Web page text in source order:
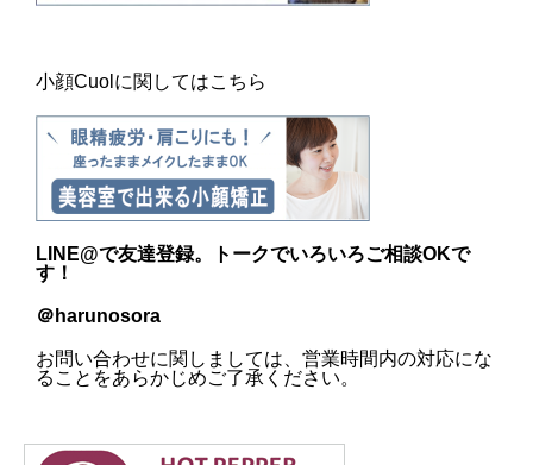
小顔Cuolに関してはこちら
LINE@で友達登録。トークでいろいろご相談OKで
す！
＠harunosora
お問い合わせに関しましては、営業時間内の対応にな
ることをあらかじめご了承ください。